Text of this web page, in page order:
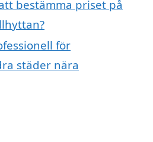
bestämma priset på
för
städer nära